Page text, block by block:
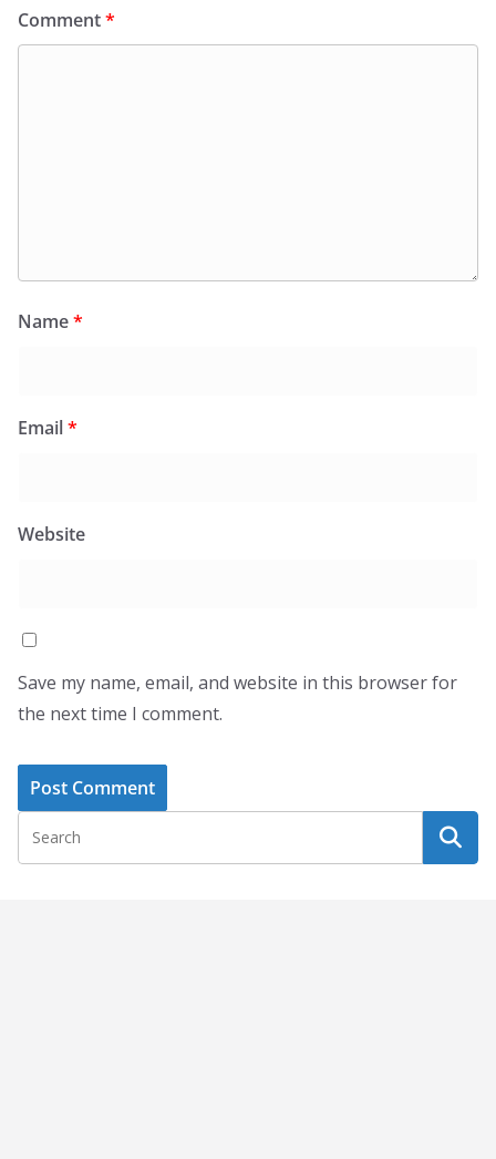
Comment*
Name*
Email*
Website
Save my name, email, and website in this browser for
the next time I comment.